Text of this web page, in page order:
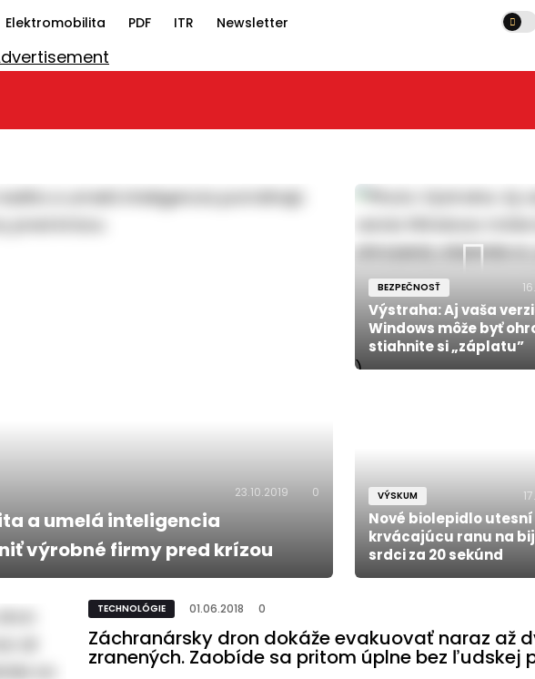
Elektromobilita PDF ITR Newsletter
23.10.2019 0
a umelá inteligencia
výrobné firmy pred krízou
)
BEZPEČNOSŤ
Výstraha: Aj vaša
Windows môže byť
stiahnite si „záplatu”
VÝSKUM
Nové biolepidlo utesní
krvácajúcu ranu na
srdci za 20 sekúnd
TECHNOLÓGIE 01.06.2018 0
Záchranársky dron dokáže evakuovať naraz až
zranených. Zaobíde sa pritom úplne bez ľudskej